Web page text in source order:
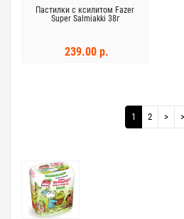
Пастилки с ксилитом Fazer
Super Salmiakki 38г
239.00 р.
1 2 >